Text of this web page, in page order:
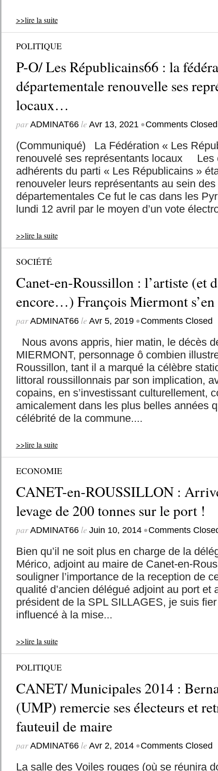
>>lire la suite
POLITIQUE
P-O/ Les Républicains66 : la
départementale renouvelle ses
locaux…
par ADMINAT66le Avr 13, 2021 •Comments Closed
(Communiqué) La Fédération « Les
renouvelé ses représentants locaux Les
adhérents du parti « Les Républicains »
renouveler leurs représentants au sein
départementales Ce fut le cas dans les
lundi 12 avril par le moyen d’un vote
>>lire la suite
SOCIÉTÉ
Canet-en-Roussillon : l’artiste (et
encore…) François Miermont s’en
par ADMINAT66le Avr 5, 2019 •Comments Closed
Nous avons appris, hier matin, le décès
MIERMONT, personnage ô combien
Roussillon, tant il a marqué la célèbre
littoral roussillonnais par son implication,
copains, en s’investissant culturellement,
amicalement dans les plus belles années
célébrité de la commune....
>>lire la suite
ECONOMIE
CANET-en-ROUSSILLON :
levage de 200 tonnes sur le port !
par ADMINAT66le Juin 10, 2014 •Comments
Bien qu’il ne soit plus en charge de la
Mérico, adjoint au maire de Canet-en-
souligner l’importance de la reception de
qualité d’ancien délégué adjoint au port et
président de la SPL SILLAGES, je suis
influencé à la mise...
>>lire la suite
POLITIQUE
CANET/ Municipales 2014 :
(UMP) remercie ses électeurs et
fauteuil de maire
par ADMINAT66le Avr 2, 2014 •Comments Closed
La salle des Voiles rouges (où se réunira